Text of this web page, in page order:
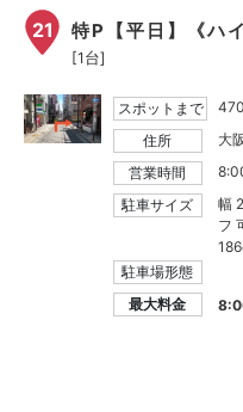
21 特P【平日】《ハ
[1台]
スポットまで
住所
大
営業時間
駐車サイズ
幅
フ
駐車場形態
最大料金